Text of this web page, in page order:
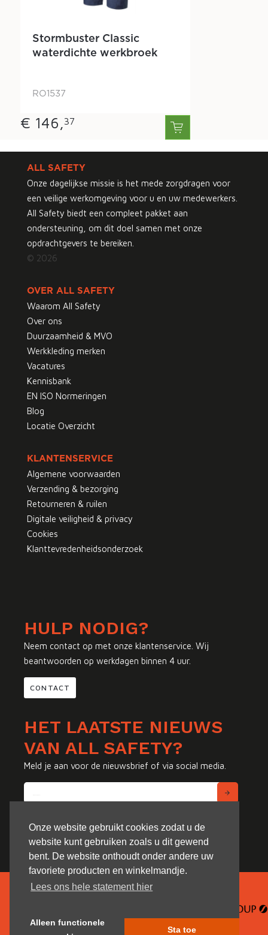
Onze website gebruikt cookies zodat u de
website kunt gebruiken zoals u dit gewend
bent. De website onthoudt onder andere uw
favoriete producten en winkelmandje.
Lees ons hele statement hier
Alleen functionele
Sta toe
Stormbuster Classic
waterdichte werkbroek
RO1537
€ 146, 37
ALL SAFETY
Onze dagelijkse missie is het mede zorgdragen voor
een veilige werkomgeving voor u en uw medewerkers.
All Safety biedt een compleet pakket aan
ondersteuning, om dit doel samen met onze
opdrachtgevers te bereiken.
© 2026
OVER ALL SAFETY
Waarom All Safety
Over ons
Duurzaamheid & MVO
Werkkleding merken
Vacatures
Kennisbank
EN ISO Normeringen
Blog
Locatie Overzicht
KLANTENSERVICE
Algemene voorwaarden
Verzending & bezorging
Retourneren & ruilen
Digitale veiligheid & privacy
Cookies
Klanttevredenheidsonderzoek
HULP NODIG?
Neem contact op met onze klantenservice. Wij
beantwoorden op werkdagen binnen 4 uur.
CONTACT
HET LAATSTE NIEUWS
VAN ALL SAFETY?
Meld je aan voor de nieuwsbrief of via social media.